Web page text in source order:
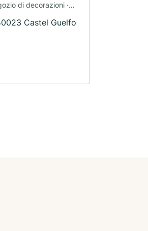
di decorazioni ·
Castel Guelfo